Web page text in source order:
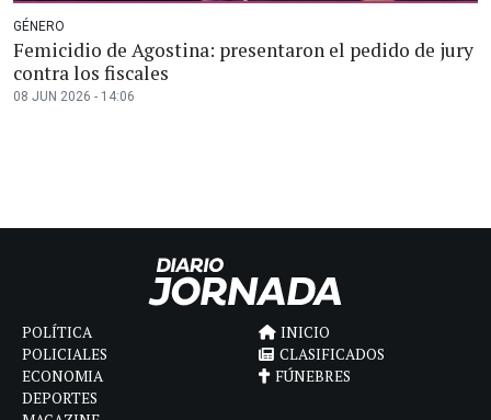
GÉNERO
Femicidio de Agostina: presentaron el pedido de jury
contra los fiscales
08 JUN 2026 - 14:06
POLÍTICA
POLICIALES
ECONOMIA
DEPORTES
INICIO
CLASIFICADOS
FÚNEBRES